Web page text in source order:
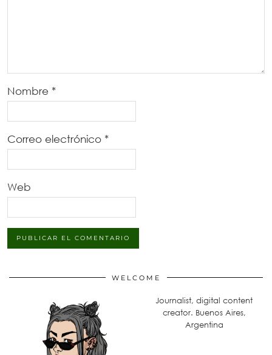
Nombre *
Correo electrónico *
Web
WELCOME
Journalist, digital content
creator. Buenos Aires,
Argentina